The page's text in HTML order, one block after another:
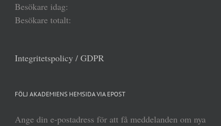
Besökare idag:
Besökare totalt:
Integritetspolicy / GDPR
FÖLJ AKADEMIENS HEMSIDA VIA EPOST
Ange din e-postadress för att få meddelanden om nya